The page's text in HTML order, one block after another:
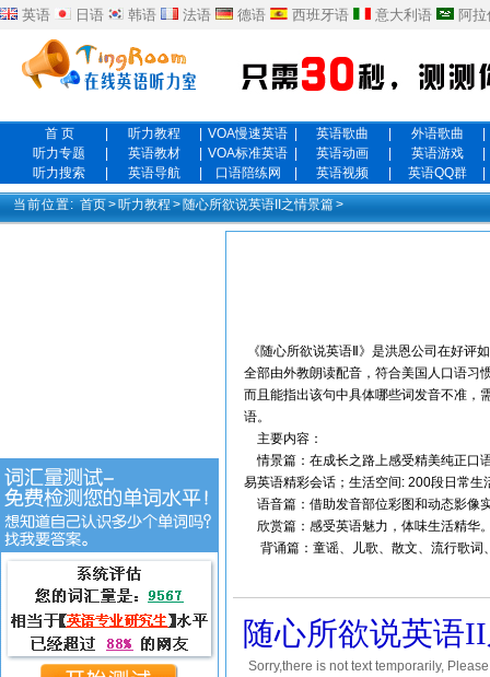
英语 日语 韩语 法语 德语 西班牙语 意大利语 阿
首 页 听力教程 VOA慢速英语 英语歌曲 外语歌曲
听力专题
英语教材 VOA标准英语 英语动画 英语游戏
听力搜索
英语导航 口语陪练网 英语视频 英语QQ群
当前位置: 首页>听力教程 > 随心所欲说英语II之情景篇>
《随心所欲说英语Ⅱ》是洪恩公司在好评
全部由外教朗读配音，符合美国人口语习
而且能指出该句中具体哪些词发音不准，
语。
主要内容：
情景篇：在成长之路上感受精美纯正口
易英语精彩会话；生活空间: 200段日常
语音篇：借助发音部位彩图和动态影像
欣赏篇：感受英语魅力，体味生活精华
背诵篇：童谣、儿歌、散文、流行歌词
随心所欲说英语
Sorry,there is not text temporarily,